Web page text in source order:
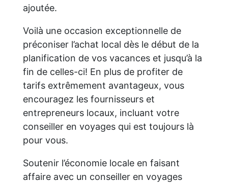
ajoutée.
Voilà une occasion exceptionnelle de
préconiser l’achat local dès le début de la
planification de vos vacances et jusqu’à la
fin de celles-ci! En plus de profiter de
tarifs extrêmement avantageux, vous
encouragez les fournisseurs et
entrepreneurs locaux, incluant votre
conseiller en voyages qui est toujours là
pour vous.
Soutenir l’économie locale en faisant
affaire avec un conseiller en voyages